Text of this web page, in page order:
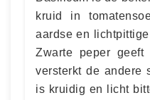
kruid in
aardse en
Zwarte peper
versterkt de andere
is kruidig en licht